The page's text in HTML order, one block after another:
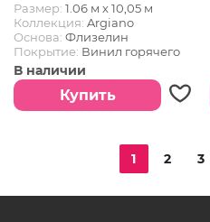
Размер: 1.06 м х 10,05 м
Коллекция: Argiano
Основа: Флизелин
Покрытие: Винил горячего
тиснения
Страна:Италия
В наличии
Купить
1 2 3